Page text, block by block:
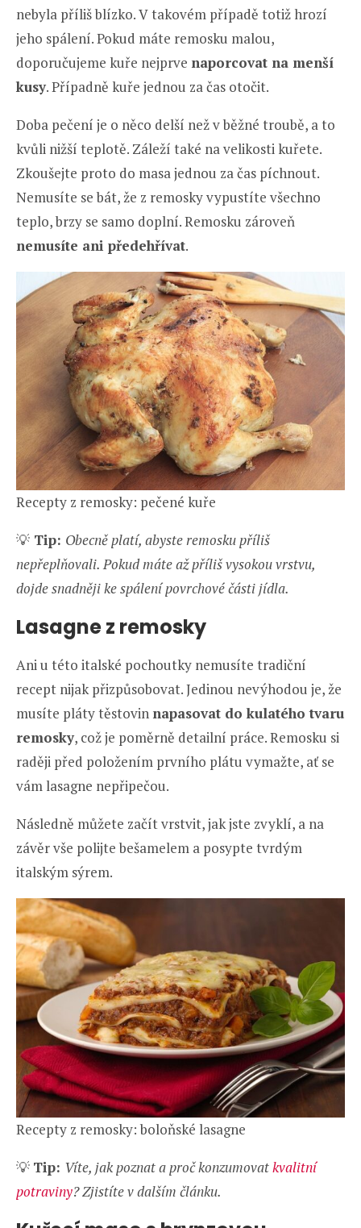
nebyla příliš blízko. V takovém případě totiž hrozí
jeho spálení. Pokud máte remosku malou,
doporučujeme kuře nejprve naporcovat na menší
kusy. Případně kuře jednou za čas otočit.
Doba pečení je o něco delší než v běžné troubě, a to
kvůli nižší teplotě. Záleží také na velikosti kuřete.
Zkoušejte proto do masa jednou za čas píchnout.
Nemusíte se bát, že z remosky vypustíte všechno
teplo, brzy se samo doplní. Remosku zároveň
nemusíte ani předehřívat.
Recepty z remosky: pečené kuře
💡 Tip: Obecně platí, abyste remosku příliš
nepřeplňovali. Pokud máte až příliš vysokou vrstvu,
dojde snadněji ke spálení povrchové části jídla.
Lasagne z remosky
Ani u této italské pochoutky nemusíte tradiční
recept nijak přizpůsobovat. Jedinou nevýhodou je, že
musíte pláty těstovin napasovat do kulatého tvaru
remosky, což je poměrně detailní práce. Remosku si
raději před položením prvního plátu vymažte, ať se
vám lasagne nepřipečou.
Následně můžete začít vrstvit, jak jste zvyklí, a na
závěr vše polijte bešamelem a posypte tvrdým
italským sýrem.
Recepty z remosky: boloňské lasagne
💡 Tip: Víte, jak poznat a proč konzumovatkvalitní
potraviny? Zjistíte v dalším článku.